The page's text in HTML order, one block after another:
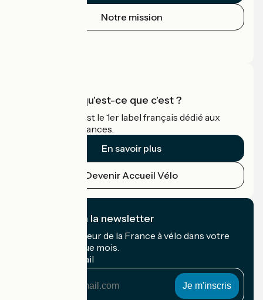
Notre mission
Accueil Vélo qu'est-ce que c'est ?
Accueil Vélo c'est le 1er label français dédié aux
cyclistes en vacances.
En savoir plus
Devenir Accueil Vélo
Je m'abonne à la newsletter
Recevez le meilleur de la France à vélo dans votre
boîte mail chaque mois.
Mon adresse mail